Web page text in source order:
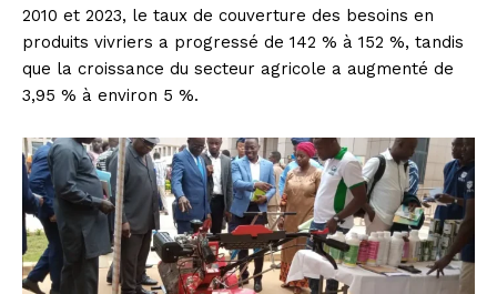
2010 et 2023, le taux de couverture des besoins en
produits vivriers a progressé de 142 % à 152 %, tandis
que la croissance du secteur agricole a augmenté de
3,95 % à environ 5 %.